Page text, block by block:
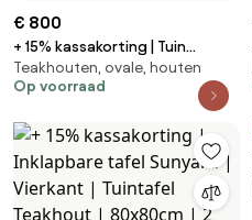
€ 800
+ 15% kassakorting | Tuin
eettafel ROUGH | Ovaal |
Tuintafel Teakhout | 200x110cm
Tuinmeubelen
Teakhouten, ovale, houten
Op voorraad